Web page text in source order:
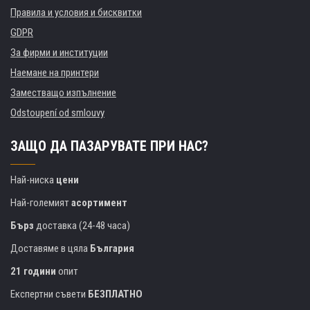
Правила и условия и бисквитки
GDPR
За фирми и институции
Наемане на принтери
Заместващо изпълнение
Odstoupení od smlouvy
ЗАЩО ДА ПАЗАРУВАТЕ ПРИ НАС?
Най-ниска цени
Най-големиятасортимент
Бърз доставка (24-48 часа)
Доставяме в цяла България
21 години опит
Експертни съвети БЕЗПЛАТНО